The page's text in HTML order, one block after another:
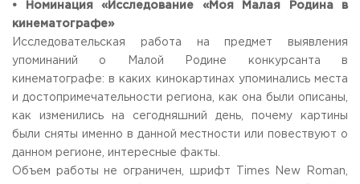
• Номинация «Исследование «Моя Малая Родина в
кинематографе»
Исследовательская работа на предмет выявления
упоминаний о Малой Родине конкурсанта в
кинематографе: в каких кинокартинах упоминались места
и достопримечательности региона, как она были описаны,
как изменились на сегодняшний день, почему картины
были сняты именно в данной местности или повествуют о
данном регионе, интересные факты.
Объем работы не ограничен, шрифт Times New Roman,